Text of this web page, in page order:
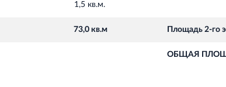
1,5 кв.м.
73,0 кв.м Площадь 2-го
ОБЩАЯ